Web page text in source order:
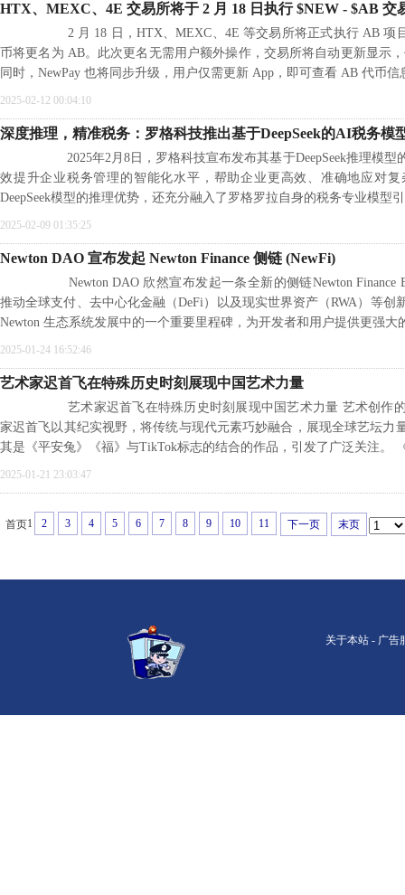
HTX、MEXC、4E 交易所将于 2 月 18 日执行 $NEW - $AB 交
2 月 18 日，HTX、MEXC、4E 等交易所将正式执行 AB 项目
币将更名为 AB。此次更名无需用户额外操作，交易所将自动更新显示
同时，NewPay 也将同步升级，用户仅需更新 App，即可查看 AB 代币信
2025-02-12 00:04:10
深度推理，精准税务：罗格科技推出基于DeepSeek的AI税务模
2025年2月8日，罗格科技宣布发布其基于DeepSeek推理模型
效提升企业税务管理的智能化水平，帮助企业更高效、准确地应对
DeepSeek模型的推理优势，还充分融入了罗格罗拉自身的税务专业模型
2025-02-09 01:35:25
Newton DAO 宣布发起 Newton Finance 侧链 (NewFi)
Newton DAO 欣然宣布发起一条全新的侧链Newton Finance
推动全球支付、去中心化金融（DeFi）以及现实世界资产（RWA）等创
Newton 生态系统发展中的一个重要里程碑，为开发者和用户提供更强大
2025-01-24 16:52:46
艺术家迟首飞在特殊历史时刻展现中国艺术力量
艺术家迟首飞在特殊历史时刻展现中国艺术力量 艺术创作的
家迟首飞以其纪实视野，将传统与现代元素巧妙融合，展现全球艺坛力
其是《平安兔》《福》与TikTok标志的结合的作品，引发了广泛关注。
2025-01-21 23:03:47
首页1 2 3 4 5 6 7 8 9 10 11 下一页 末页
关于本站 - 广告